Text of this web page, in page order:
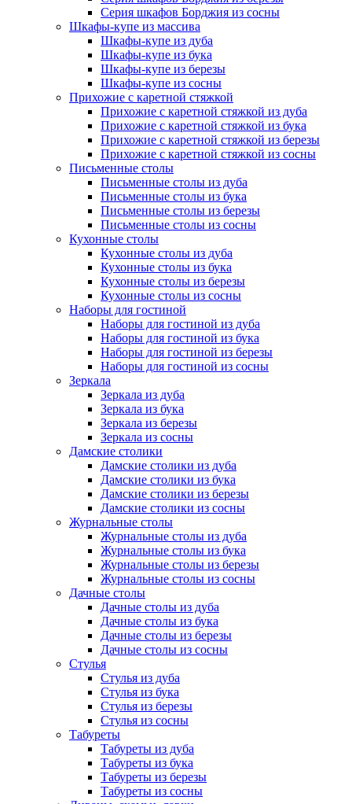
Серия шкафов Борджия из сосны
Шкафы-купе из массива
Шкафы-купе из дуба
Шкафы-купе из бука
Шкафы-купе из березы
Шкафы-купе из сосны
Прихожие с каретной стяжкой
Прихожие с каретной стяжкой из дуба
Прихожие с каретной стяжкой из бука
Прихожие с каретной стяжкой из березы
Прихожие с каретной стяжкой из сосны
Письменные столы
Письменные столы из дуба
Письменные столы из бука
Письменные столы из березы
Письменные столы из сосны
Кухонные столы
Кухонные столы из дуба
Кухонные столы из бука
Кухонные столы из березы
Кухонные столы из сосны
Наборы для гостиной
Наборы для гостиной из дуба
Наборы для гостиной из бука
Наборы для гостиной из березы
Наборы для гостиной из сосны
Зеркала
Зеркала из дуба
Зеркала из бука
Зеркала из березы
Зеркала из сосны
Дамские столики
Дамские столики из дуба
Дамские столики из бука
Дамские столики из березы
Дамские столики из сосны
Журнальные столы
Журнальные столы из дуба
Журнальные столы из бука
Журнальные столы из березы
Журнальные столы из сосны
Дачные столы
Дачные столы из дуба
Дачные столы из бука
Дачные столы из березы
Дачные столы из сосны
Стулья
Стулья из дуба
Стулья из бука
Стулья из березы
Стулья из сосны
Табуреты
Табуреты из дуба
Табуреты из бука
Табуреты из березы
Табуреты из сосны